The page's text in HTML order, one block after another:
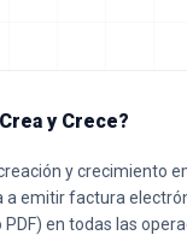
y Crece?
y crecimiento
a emitir factura
en todas las